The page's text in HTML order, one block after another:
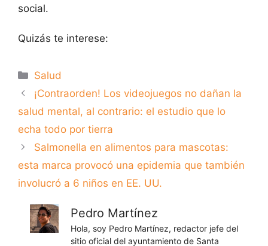
social.
Quizás te interese:
Categorías
Salud
¡Contraorden! Los videojuegos no dañan la
salud mental, al contrario: el estudio que lo
echa todo por tierra
Salmonella en alimentos para mascotas:
esta marca provocó una epidemia que también
involucró a 6 niños en EE. UU.
Pedro Martínez
Hola, soy Pedro Martínez, redactor jefe del
sitio oficial del ayuntamiento de Santa